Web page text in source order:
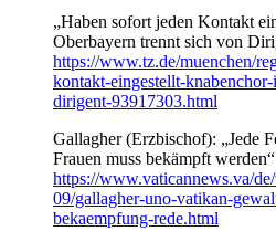
„Haben sofort jeden Kontakt
Oberbayern trennt sich von
https://www.tz.de/muenchen/
kontakt-eingestellt-
dirigent-93917303.html
Gallagher (Erzbischof): „Jede
Frauen muss bekämpft werden“
https://www.vaticannews.va/
09/gallagher-uno-vatikan-
bekaempfung-rede.html